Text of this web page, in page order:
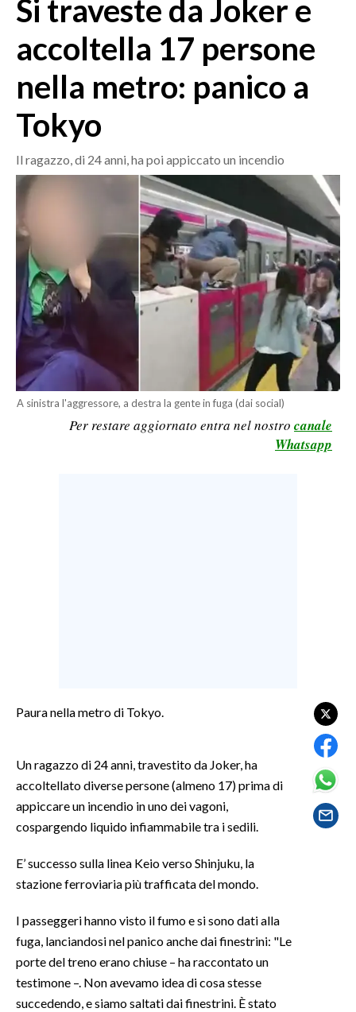
MEDIO CAMPIDANO
SASSARI E PROVINCIA
GALLURA
NUORO E PROVINCIA
OGLIASTRA
CRONACA
MONDO
POLITICA
ECONOMIA
SERVIZI ALLE IMPRESE
LAVORO
BANDI
CULTURA
GOSSIP
SALUTE
SARDEGNA TURISMO
NOTIZIE
EVENTI
#CARAUNIONE
Si traveste da Joker e
accoltella 17 persone
nella metro: panico a
Tokyo
Il ragazzo, di 24 anni, ha poi appiccato un incendio
A sinistra l'aggressore, a destra la gente in fuga (dai social)
Per restare aggiornato entra nel nostro canale
Whatsapp
Paura nella metro di Tokyo.
Un ragazzo di 24 anni, travestito da Joker, ha
accoltellato diverse persone (almeno 17) prima di
appiccare un incendio in uno dei vagoni,
cospargendo liquido infiammabile tra i sedili.
E’ successo sulla linea Keio verso Shinjuku, la
stazione ferroviaria più trafficata del mondo.
I passeggeri hanno visto il fumo e si sono dati alla
fuga, lanciandosi nel panico anche dai finestrini: "Le
porte del treno erano chiuse – ha raccontato un
testimone –. Non avevamo idea di cosa stesse
succedendo, e siamo saltati dai finestrini. È stato